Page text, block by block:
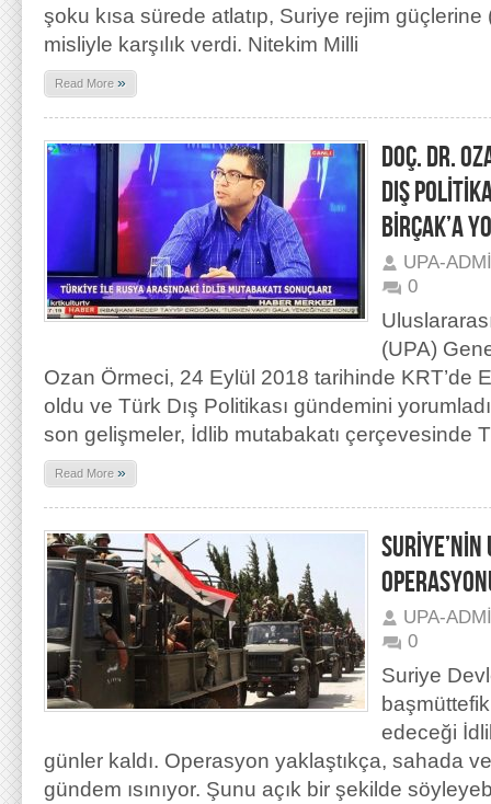
şoku kısa sürede atlatıp, Suriye rejim
misliyle karşılık verdi. Nitekim Milli
Read More »
DOÇ. DR.
DIŞ
BİRÇAK’A
UPA-
0
(UPA)
Ozan Örmeci, 24 Eylül 2018 tarihinde KRT’de
oldu ve Türk Dış Politikası gündemini
son gelişmeler, İdlib mutabakatı çerçevesinde
Read More »
UPA-
0
Suriye
edeceği
günler kaldı. Operasyon yaklaştıkça, sahada
gündem ısınıyor. Şunu açık bir şekilde